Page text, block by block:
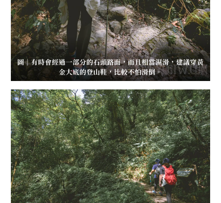
圖｜有時會經過一部分的石頭路面，而且相當濕滑，建議穿黃
金大底的登山鞋，比較不怕滑倒。